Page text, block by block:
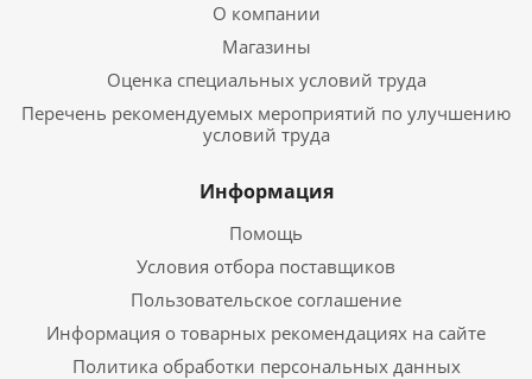
О компании
Магазины
Оценка специальных условий труда
Перечень рекомендуемых мероприятий по улучшению
условий труда
Информация
Помощь
Условия отбора поставщиков
Пользовательское соглашение
Информация о товарных рекомендациях на сайте
Политика обработки персональных данных